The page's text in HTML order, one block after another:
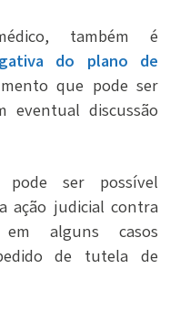
também é
do plano de
que pode ser
eventual discussão
pode ser possível
ação judicial contra
alguns casos
de tutela de